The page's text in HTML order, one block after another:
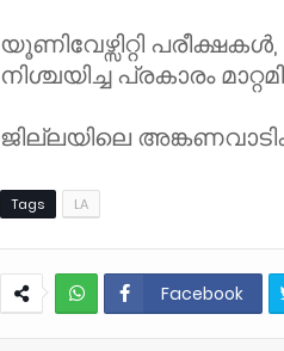
യൂണിവേഴ്സിറ്റി
നിശ്ചയിച്ച പ്രകാരം
ജില്ലയിലെ
Tags LA
Facebook